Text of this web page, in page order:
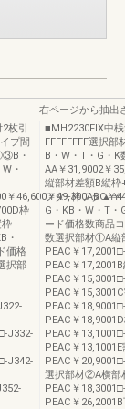
枚引
プ間
・
・
46,600￥49,300ABC
枠
枠
・
価格
択部
J332-
J342-
右ページから抽出
■MH2230FIX中
FFFFFFFF選択
B・W・T・G・K
AA￥31,9002￥
縦部材差額B縦
フタ+枠フタ▲￥
G・KB・W・T・
ード価格数商品
数選択部材①A縦
PEAC￥
PEAC￥
PEAC￥
PEAC￥
PEAC￥
PEAC￥
PEAC￥
PEAC￥
PEAC￥
選択部材②A横部
PEAC￥
PEAC￥